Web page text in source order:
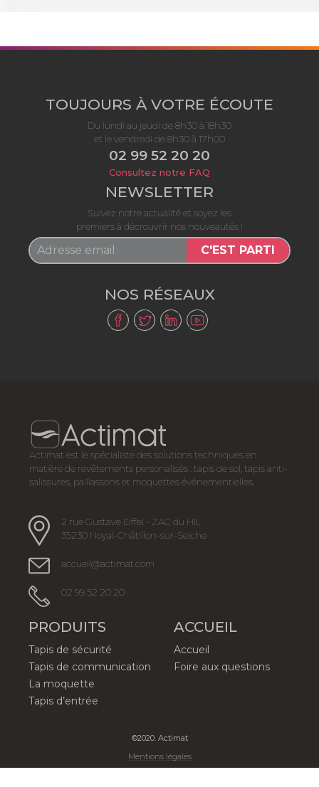
TOUJOURS À VOTRE ÉCOUTE
Du lundi au jeudi de 8h30 à 18h30
et le vendredi de 8h30 à 17h00
02 99 52 20 20
Consultez notre FAQ
NEWSLETTER
Suivez notre actualité et soyez les
premiers à décrouvrir nos nouveautés !
C'EST PARTI
NOS RÉSEAUX
Actimat est le spécialiste des solutions techniques en
matière de revêtements personalisés : tapis de sol, tapis anti-
salissures, paillassons et moquettes événementielles.
2 rue Gustave Eiffel - ZAC du HIL
35230 Noyal-Châtillon-sur-Seiche
accueil@actimat.com
02 99 52 20 20
PRODUITS
Tapis de sécurité
Tapis de communication
La moquette
Tapis d’entrée
ACCUEIL
Accueil
Foire aux questions
©2020. Actimat
Mentions légales